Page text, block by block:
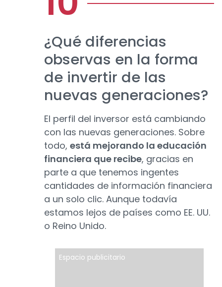
¿Qué diferencias
observas en la forma
de invertir de las
nuevas generaciones?
El perfil del inversor está cambiando
con las nuevas generaciones. Sobre
todo, está mejorando la educación
financiera que recibe, gracias en
parte a que tenemos ingentes
cantidades de información financiera
a un solo clic. Aunque todavía
estamos lejos de países como EE. UU.
o Reino Unido.
Espacio publicitario